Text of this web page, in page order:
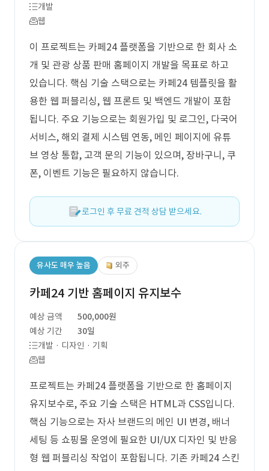
개발
웹
이 프로젝트는 카페24 플랫폼을 기반으로 한 회사 소
개 및 관광 상품 판매 홈페이지 개발을 목표로 하고
있습니다. 핵심 기술 스택으로는 카페24 템플릿을 활
용한 웹 퍼블리싱, 웹 프론트 및 백엔드 개발이 포함
됩니다. 주요 기능으로는 회원가입 및 로그인, 다국어
서비스, 해외 결제 시스템 연동, 메인 페이지에 유튜
브 영상 통합, 고객 문의 기능이 있으며, 장바구니, 쿠
폰, 이벤트 기능은 필요하지 않습니다.
로그인 후 무료 견적 상담 받으세요.
유사도 매우 높음 외주
카페24 기반 홈페이지 유지보수
예상 금액
500,000원
예상 기간
30일
개발 · 디자인 · 기획
웹
프로젝트는 카페24 플랫폼을 기반으로 한 홈페이지
유지보수로, 주요 기술 스택은 HTML과 CSS입니다.
핵심 기능으로는 자사 브랜드의 메인 UI 변경, 배너
세팅 등 쇼핑몰 운영에 필요한 UI/UX 디자인 및 반응
형 웹 퍼블리싱 작업이 포함됩니다. 기존 카페24 스킨